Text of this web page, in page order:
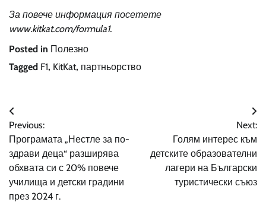
За повече информация посетете
www.kitkat.com/formula1.
Posted in Полезно
Tagged F1, KitKat, партньорство
Навигация
Previous:
Програмата „Нестле за по-
здрави деца“ разширява
обхвата си с 20% повече
училища и детски градини
през 2024 г.
Next:
Голям интерес към
детските образователни
лагери на Български
туристически съюз